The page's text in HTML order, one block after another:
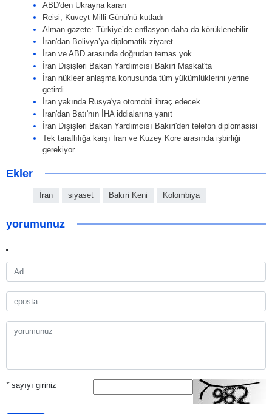
ABD'den Ukrayna kararı
Reisi, Kuveyt Milli Günü'nü kutladı
Alman gazete: Türkiye’de enflasyon daha da körüklenebilir
İran'dan Bolivya’ya diplomatik ziyaret
İran ve ABD arasında doğrudan temas yok
İran Dışişleri Bakan Yardımcısı Bakıri Maskat'ta
İran nükleer anlaşma konusunda tüm yükümlüklerini yerine
getirdi
İran yakında Rusya'ya otomobil ihraç edecek
İran'dan Batı'nın İHA iddialarına yanıt
İran Dışişleri Bakan Yardımcısı Bakıri'den telefon diplomasisi
Tek taraflılığa karşı İran ve Kuzey Kore arasında işbirliği
gerekiyor
Ekler
İran siyaset Bakıri Keni Kolombiya
yorumunuz
*sayıyı giriniz